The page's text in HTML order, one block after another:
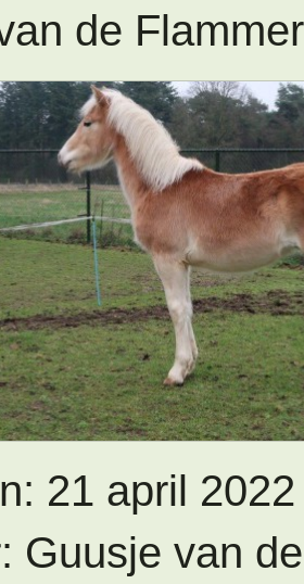
de
21 april 2022
Guusje van